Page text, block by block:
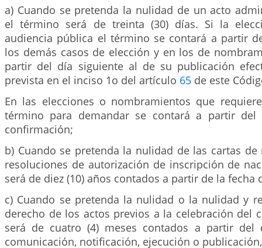
a) Cuando se pretenda la nulidad de un acto
el término será de treinta (30) días. Si la
audiencia pública el término se contará a partir
los demás casos de elección y en los de
partir del día siguiente al de su publicación
prevista en el inciso 1o del artículo 65 de este
En las elecciones o nombramientos que
término para demandar se contará a partir
confirmación;
b) Cuando se pretenda la nulidad de las cartas de
resoluciones de autorización de inscripción de
será de diez (10) años contados a partir de la fecha
c) Cuando se pretenda la nulidad o la nulidad y
derecho de los actos previos a la celebración del
será de cuatro (4) meses contados a partir del
comunicación, notificación, ejecución o